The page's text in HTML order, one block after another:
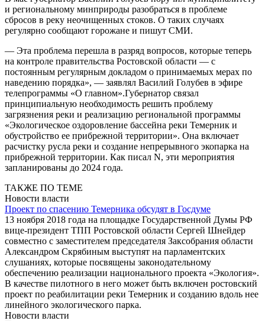
и региональному минприроды разобраться в проблеме
сбросов в реку неочищенных стоков. О таких случаях
регулярно сообщают горожане и пишут СМИ.
— Эта проблема перешла в разряд вопросов, которые теперь
на контроле правительства Ростовской области — с
постоянным регулярным докладом о принимаемых мерах по
наведению порядка», — заявлял Василий Голубев в эфире
телепрограммы «О главном».Губернатор связал
принципиальную необходимость решить проблему
загрязнения реки и реализацию региональной программы
«Экологическое оздоровление бассейна реки Темерник и
обустройство ее прибрежной территории». Она включает
расчистку русла реки и создание непрерывного экопарка на
прибрежной территории. Как писал N, эти мероприятия
запланированы до 2024 года.
ТАКЖЕ ПО ТЕМЕ
Новости власти
Проект по спасению Темерника обсудят в Госдуме
13 ноября 2018 года на площадке Государственной Думы РФ
вице-президент ТПП Ростовской области Сергей Шнейдер
совместно с заместителем председателя Заксобрания области
Александром Скрябиным выступят на парламентских
слушаниях, которые посвящены законодательному
обеспечению реализации национального проекта «Экология».
В качестве пилотного в него может быть включен ростовский
проект по реабилитации реки Темерник и созданию вдоль нее
линейного экологического парка.
Новости власти